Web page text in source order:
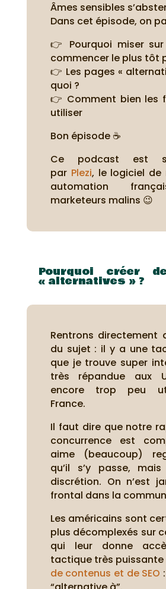
Âmes sensibles
Dans cet épisode, on
👉 Pourquoi miser sur
commencer le plus tôt
👉 Les pages «
quoi ?
👉 Comment bien les
utiliser
Bon épisode ☕
Ce podcast est
par Plezi, le logiciel de
automation
marketeurs malins 😉
Pourquoi créer
« alternatives » ?
Rentrons directement
du sujet : il y a une
que je trouve super
très répandue aux
encore trop peu
France.
Il faut dire que notre
concurrence est
aime (beaucoup)
qu’il s’y passe,
discrétion. On n’est
frontal dans la
Les américains sont
plus décomplexés sur
qui leur donne
tactique très puissante
de contenus et de SEO